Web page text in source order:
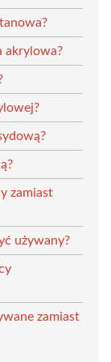
akrylowa?
zamiast
używany?
zamiast